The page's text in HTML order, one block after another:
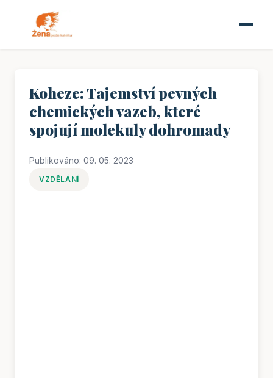
Koheze: Tajemství pevných
chemických vazeb, které
spojují molekuly dohromady
Publikováno: 09. 05. 2023
VZDĚLÁNÍ